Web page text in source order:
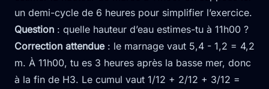
un demi-cycle de 6 heures pour simplifier l’exercice.
Question : quelle hauteur d’eau estimes-tu à 11h00 ?
Correction attendue: le marnage vaut 5,4 - 1,2 = 4,2
m. À 11h00, tu es 3 heures après la basse mer, donc
à la fin de H3. Le cumul vaut 1/12 + 2/12 + 3/12 =